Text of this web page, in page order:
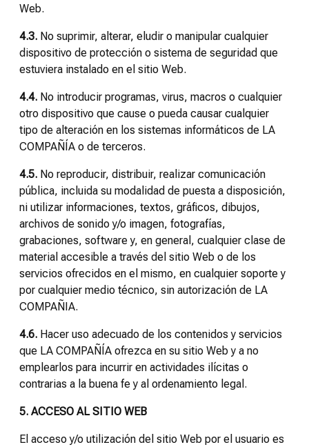
Web.
4.3. No suprimir, alterar, eludir o manipular cualquier
dispositivo de protección o sistema de seguridad que
estuviera instalado en el sitio Web.
4.4. No introducir programas, virus, macros o cualquier
otro dispositivo que cause o pueda causar cualquier
tipo de alteración en los sistemas informáticos de LA
COMPAÑÍA o de terceros.
4.5. No reproducir, distribuir, realizar comunicación
pública, incluida su modalidad de puesta a disposición,
ni utilizar informaciones, textos, gráficos, dibujos,
archivos de sonido y/o imagen, fotografías,
grabaciones, software y, en general, cualquier clase de
material accesible a través del sitio Web o de los
servicios ofrecidos en el mismo, en cualquier soporte y
por cualquier medio técnico, sin autorización de LA
COMPAÑIA.
4.6. Hacer uso adecuado de los contenidos y servicios
que LA COMPAÑÍA ofrezca en su sitio Web y a no
emplearlos para incurrir en actividades ilícitas o
contrarias a la buena fe y al ordenamiento legal.
5. ACCESO AL SITIO WEB
El acceso y/o utilización del sitio Web por el usuario es